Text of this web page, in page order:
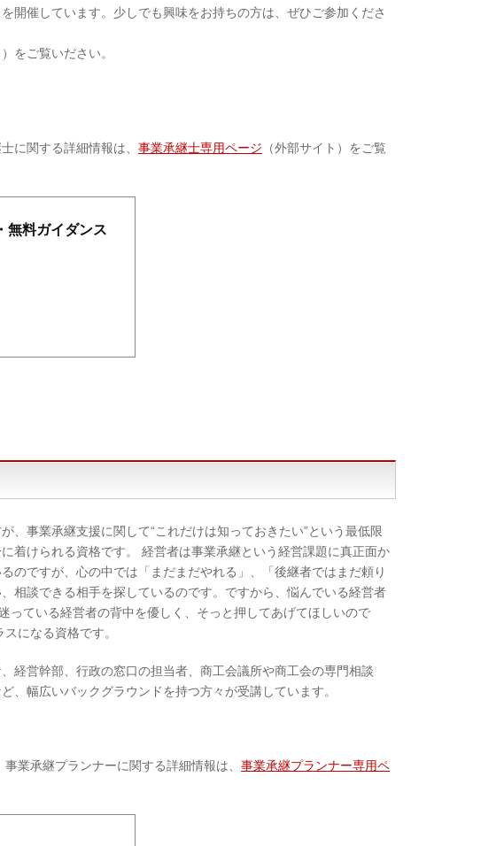
開催しています。少しでも興味をお持ちの方は、ぜひご参加くださ
をご覧いださい。
に関する詳細情報は、 事業承継士専用ページ （外部サイト）をご覧
無料ガイダンス
、事業承継支援に関して“これだけは知っておきたい”という最低限
着けられる資格です。 経営者は事業承継という経営課題に真正面か
のですが、心の中では「まだまだやれる」、「後継者ではまだ頼り
相談できる相手を探しているのです。ですから、悩んでいる経営者
っている経営者の背中を優しく、そっと押してあげてほしいので
になる資格です。
経営幹部、行政の窓口の担当者、商工会議所や商工会の専門相談
、幅広いバックグラウンドを持つ方々が受講しています。
業承継プランナーに関する詳細情報は、 事業承継プランナー専用ペ